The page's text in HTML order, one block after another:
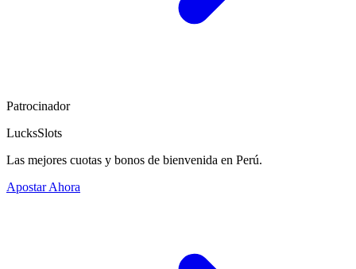
Patrocinador
LucksSlots
Las mejores cuotas y bonos de bienvenida en Perú.
Apostar Ahora